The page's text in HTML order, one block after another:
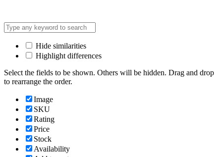
Hide similarities
Highlight differences
Select the fields to be shown. Others will be hidden. Drag and drop
to rearrange the order.
Image
SKU
Rating
Price
Stock
Availability